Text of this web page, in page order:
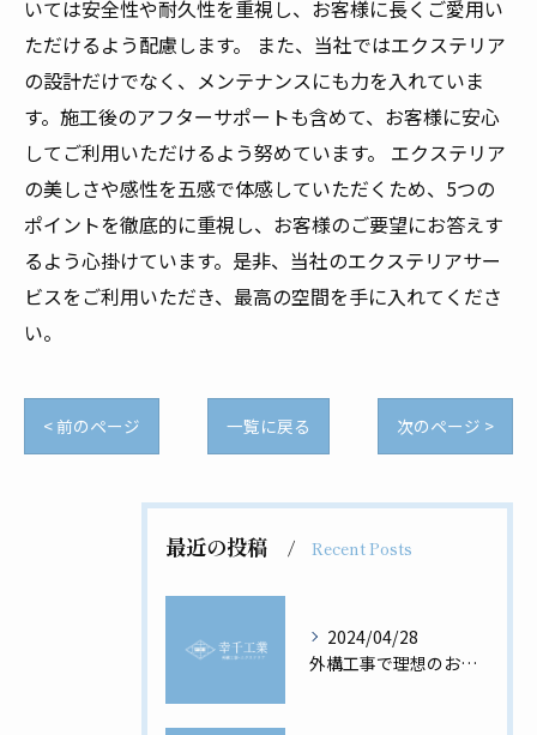
いては安全性や耐久性を重視し、お客様に長くご愛用い
ただけるよう配慮します。 また、当社ではエクステリア
の設計だけでなく、メンテナンスにも力を入れていま
す。施工後のアフターサポートも含めて、お客様に安心
してご利用いただけるよう努めています。 エクステリア
の美しさや感性を五感で体感していただくため、5つの
ポイントを徹底的に重視し、お客様のご要望にお答えす
るよう心掛けています。是非、当社のエクステリアサー
ビスをご利用いただき、最高の空間を手に入れてくださ
い。
< 前のページ 一覧に戻る 次のページ >
最近の投稿 Recent Posts
2024/04/28
外構工事で理想のお家を実現！